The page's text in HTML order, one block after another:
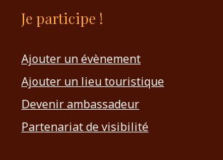
Je participe !
Ajouter un évènement
Ajouter un lieu touristique
Devenir ambassadeur
Partenariat de visibilité